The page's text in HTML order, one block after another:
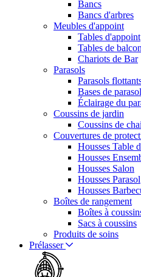
Bancs
Bancs d'arbres
Meubles d'appoint
Tables d'appoint
Tables de
Chariots de Bar
Parasols
Parasols
Bases de parasol
Éclairage du
Coussins de jardin
Coussins de
Couvertures de
Housses Table
Housses
Housses Salon
Housses Parasol
Housses
Boîtes de rangement
Boîtes à
Sacs à coussins
Produits de soins
Prélasser